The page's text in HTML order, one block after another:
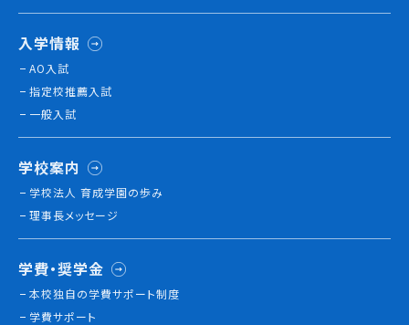
入学情報
AO入試
指定校推薦入試
一般入試
学校案内
学校法人 育成学園の歩み
理事長メッセージ
学費・奨学金
本校独⾃の学費サポート制度
学費サポート